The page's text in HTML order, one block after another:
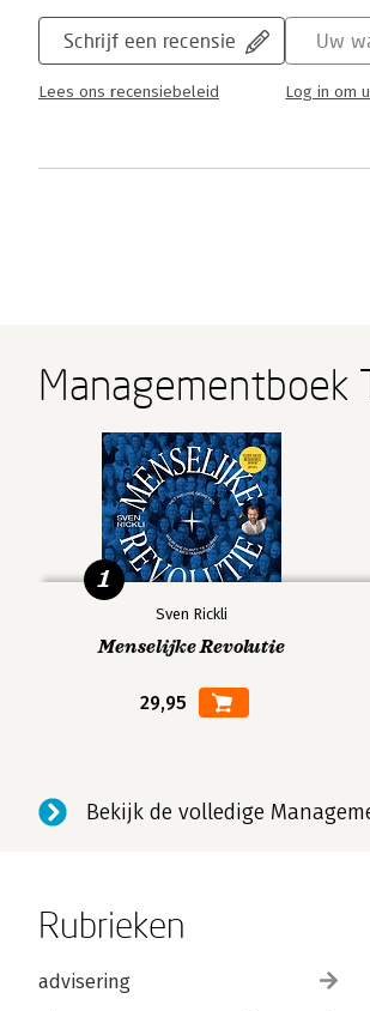
Schrijf een recensie
Lees ons recensiebeleid
Uw
Log in om
Managementboek
Sven Rickli
Menselijke Revolutie
29,95
1
Bekijk de volledige
Rubrieken
advisering